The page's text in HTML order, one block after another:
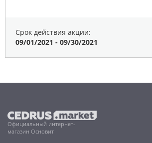
Срок действия акции:
09/01/2021 - 09/30/2021
Официальный интернет-
магазин Основит